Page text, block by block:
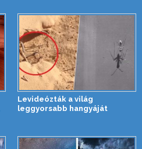
Levideózták a világ
leggyorsabb hangyáját